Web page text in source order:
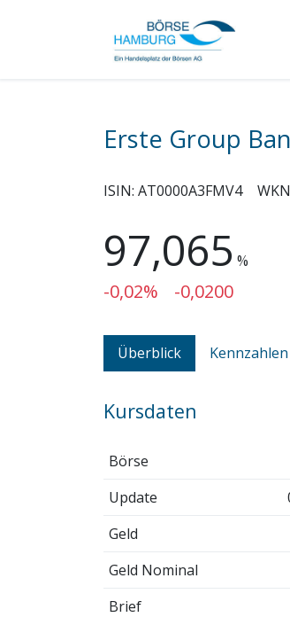
Erste Group
ISIN: AT0000A3FMV4
97,065 %
-0,02% -0,0200
Überblick Kennzahlen
Kursdaten
Börse
Update
Geld
Geld Nominal
Brief